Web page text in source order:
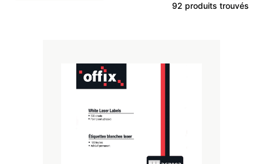
92 produits trouvés